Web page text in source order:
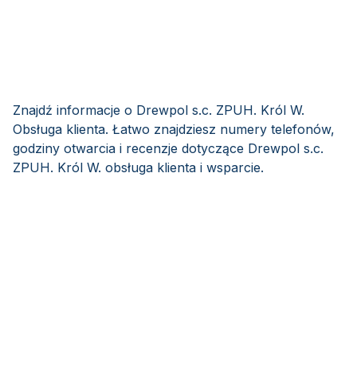
Znajdź informacje o Drewpol s.c. ZPUH. Król W.
Obsługa klienta. Łatwo znajdziesz numery telefonów,
godziny otwarcia i recenzje dotyczące Drewpol s.c.
ZPUH. Król W. obsługa klienta i wsparcie.